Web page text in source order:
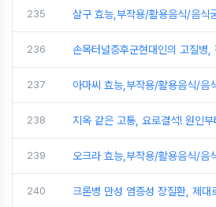
235 살구 효능,부작용/활용음식/음식
236 손목터널증후군현대인의 고질병
237 아마씨 효능,부작용/활용음식/음
238 지옥 같은 고통, 요로결석! 원인부
239 오크라 효능,부작용/활용음식/음
240 크론병 만성 염증성 장질환, 제대